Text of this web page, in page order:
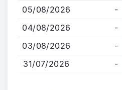
principal
05/08/2026
-
04/08/2026
-
03/08/2026
-
31/07/2026
-